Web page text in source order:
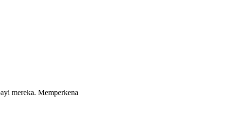
mereka. Memperkena